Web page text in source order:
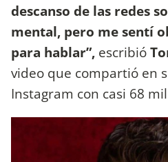
descanso de las redes
mental, pero me sentí
para hablar”, escribió
video que compartió en
Instagram con casi 68